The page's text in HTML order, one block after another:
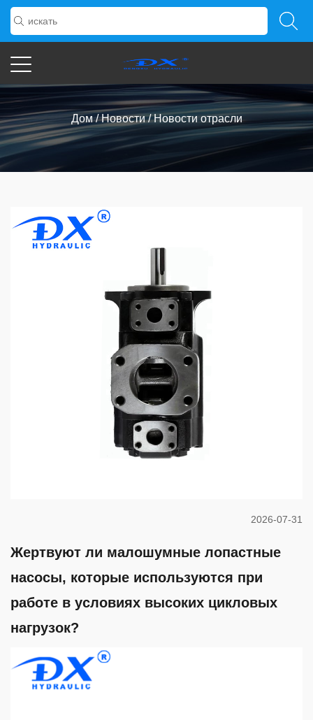
Новости Отрасли
Дом/Новости/Новости отрасли
2026-07-31
Жертвуют ли малошумные лопастные
насосы, которые используются при
работе в условиях высоких цикловых
нагрузок?